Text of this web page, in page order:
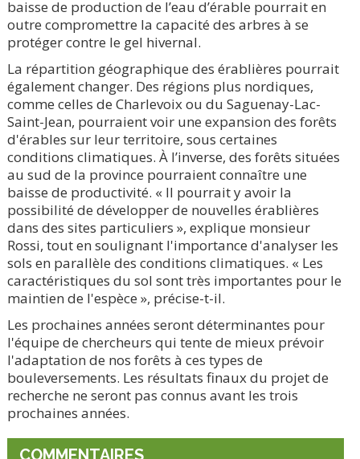
baisse de production de l’eau d’érable pourrait en
outre compromettre la capacité des arbres à se
protéger contre le gel hivernal.
La répartition géographique des érablières pourrait
également changer. Des régions plus nordiques,
comme celles de Charlevoix ou du Saguenay-Lac-
Saint-Jean, pourraient voir une expansion des forêts
d'érables sur leur territoire, sous certaines
conditions climatiques. À l’inverse, des forêts situées
au sud de la province pourraient connaître une
baisse de productivité. « Il pourrait y avoir la
possibilité de développer de nouvelles érablières
dans des sites particuliers », explique monsieur
Rossi, tout en soulignant l'importance d'analyser les
sols en parallèle des conditions climatiques. « Les
caractéristiques du sol sont très importantes pour le
maintien de l'espèce », précise-t-il.
Les prochaines années seront déterminantes pour
l'équipe de chercheurs qui tente de mieux prévoir
l'adaptation de nos forêts à ces types de
bouleversements. Les résultats finaux du projet de
recherche ne seront pas connus avant les trois
prochaines années.
COMMENTAIRES